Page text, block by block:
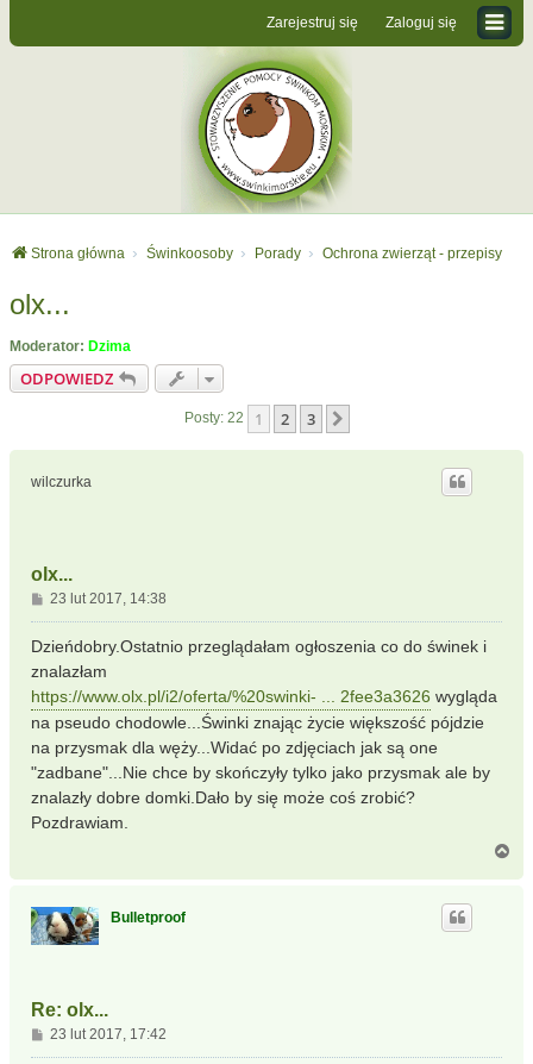
Zaloguj się
Zarejestruj się
Strona główna Świnkoosoby Porady Ochrona zwierząt - przepisy
olx...
Moderator: Dzima
ODPOWIEDZ
Posty: 22 1 2 3
wilczurka
olx...
P
o
s
23 lut 2017, 14:38
Dzieńdobry.Ostatnio przeglądałam ogłoszenia co do świnek i
znalazłam
https://www.olx.pl/i2/oferta/%20swinki- ... 2fee3a3626 wygląda
na pseudo chodowle...Świnki znając życie większość pójdzie
na przysmak dla węży...Widać po zdjęciach jak są one
"zadbane"...Nie chce by skończyły tylko jako przysmak ale by
znalazły dobre domki.Dało by się może coś zrobić?
Pozdrawiam.
Bulletproof
Re: olx...
P
o
23 lut 2017, 17:42